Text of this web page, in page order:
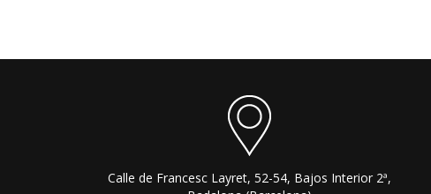
Calle de Francesc Layret, 52-54, Bajos Interior 2ª,